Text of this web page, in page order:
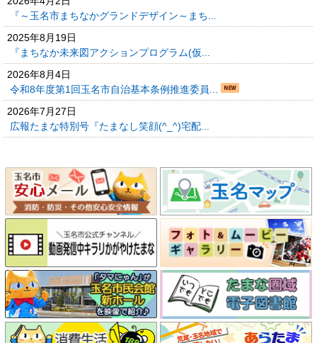
『～玉名市まちなかグランドデザイン～まち...
2025年8月19日
『まちなか未来図アクションプログラム(仮...
2026年8月4日
令和8年度第1回玉名市自治基本条例推進委員...
2026年7月27日
広報たまな特別号『たまなし笑顔(^_^)宅配...